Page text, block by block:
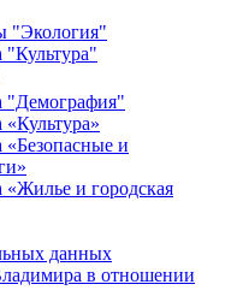
"Экология"
"Культура"
"Демография"
«Безопасные и
«Жилье и городская
данных
в отношении